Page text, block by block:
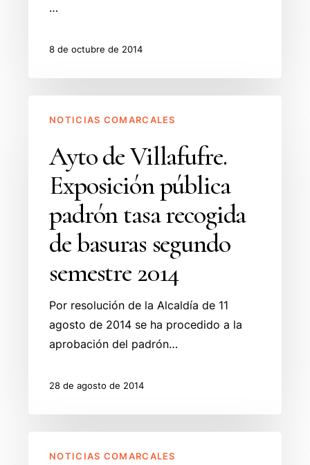
…
8 de octubre de 2014
Exposición
pública
recogida
basuras
segundo
semestre
NOTICIAS COMARCALES
Ayto de Villafufre.
Exposición pública
padrón tasa recogida
de basuras segundo
semestre 2014
Por resolución de la Alcaldía de 11
agosto de 2014 se ha procedido a la
aprobación del padrón…
28 de agosto de 2014
NOTICIAS COMARCALES